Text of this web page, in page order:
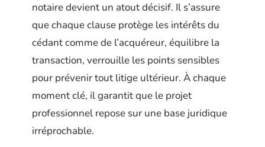
notaire devient un atout décisif. Il s’assure
que chaque clause protège les intérêts du
cédant comme de l’acquéreur, équilibre la
transaction, verrouille les points sensibles
pour prévenir tout litige ultérieur. À chaque
moment clé, il garantit que le projet
professionnel repose sur une base juridique
irréprochable.